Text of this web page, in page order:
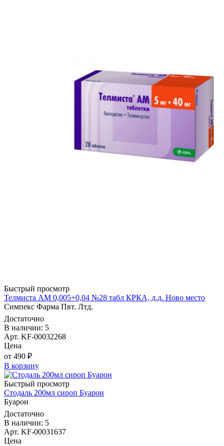
Быстрый просмотр
Телмиста АМ 0,005+0,04 №28 табл КРКА, д.д. Ново место
Симпекс Фарма Пвт. Лтд.
Достаточно
В наличии: 5
Арт. KF-00032268
Цена
от 490 ₽
В корзину
Быстрый просмотр
Стодаль 200мл сироп Буарон
Буарон
Достаточно
В наличии: 5
Арт. KF-00031637
Цена